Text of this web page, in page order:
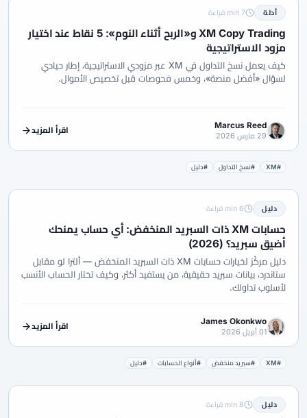
أدلة 7 min قراءة
XM Copy Trading و«الربح أثناء النوم»: 5 نقاط عند اختيار
مزود الاستراتيجية
كيف يعمل نسخ التداول في XM عبر مزودي الاستراتيجية، إطار حيادي
لسؤال «أفضل منصة»، وخمس فحوصات قبل تخصيص الأموال.
Marcus Reed
29 مارس 2026
اقرأ المزيد
#XM #نسخ التداول #دليل
دليل 6 min قراءة
حسابات XM ذات السبريد المنخفض: أي حساب يمنحك
أضيق سبريد؟ (2026)
دليل مركّز لخيارات حسابات XM ذات السبريد المنخفض — ألترا لو مقابل
ستاندرد، بيانات سبريد حقيقية، من يستفيد أكثر، وكيف تختار الحساب الأنسب
لأسلوب تداولك.
James Okonkwo
01 أبريل 2026
اقرأ المزيد
#XM #سبريد منخفض #أنواع الحسابات #دليل
دليل 8 min قراءة